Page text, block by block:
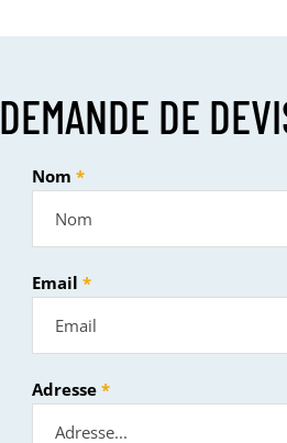
DEMANDE DE
Nom
Email
Adresse